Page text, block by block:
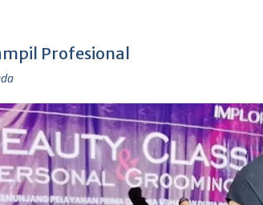
Profesional